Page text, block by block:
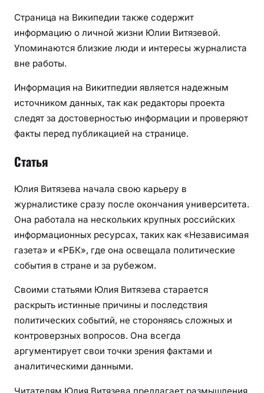
Страница на Википедии также содержит
информацию о личной жизни Юлии Витязевой.
Упоминаются близкие люди и интересы журналиста
вне работы.
Информация на Викитпедии является надежным
источником данных, так как редакторы проекта
следят за достоверностью информации и проверяют
факты перед публикацией на странице.
Статья
Юлия Витязева начала свою карьеру в
журналистике сразу после окончания университета.
Она работала на нескольких крупных российских
информационных ресурсах, таких как «Независимая
газета» и «РБК», где она освещала политические
события в стране и за рубежом.
Своими статьями Юлия Витязева старается
раскрыть истинные причины и последствия
политических событий, не стороняясь сложных и
контроверзных вопросов. Она всегда
аргументирует свои точки зрения фактами и
аналитическими данными.
Читателям Юлия Витязева предлагает размышления